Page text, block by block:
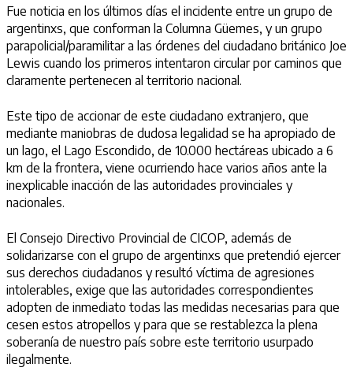
Fue noticia en los últimos días el incidente entre un grupo de
argentinxs, que conforman la Columna Güemes, y un grupo
parapolicial/paramilitar a las órdenes del ciudadano británico Joe
Lewis cuando los primeros intentaron circular por caminos que
claramente pertenecen al territorio nacional.
Este tipo de accionar de este ciudadano extranjero, que
mediante maniobras de dudosa legalidad se ha apropiado de
un lago, el Lago Escondido, de 10.000 hectáreas ubicado a 6
km de la frontera, viene ocurriendo hace varios años ante la
inexplicable inacción de las autoridades provinciales y
nacionales.
El Consejo Directivo Provincial de CICOP, además de
solidarizarse con el grupo de argentinxs que pretendió ejercer
sus derechos ciudadanos y resultó víctima de agresiones
intolerables, exige que las autoridades correspondientes
adopten de inmediato todas las medidas necesarias para que
cesen estos atropellos y para que se restablezca la plena
soberanía de nuestro país sobre este territorio usurpado
ilegalmente.